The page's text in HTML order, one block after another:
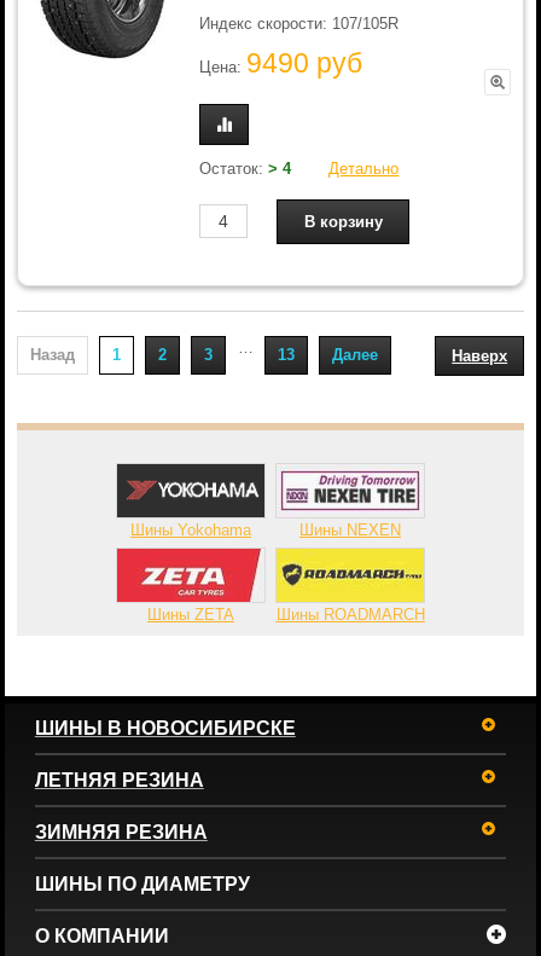
Индекс скорости: 107/105R
Цена: 9490 руб
Остаток:> 4 Детально
Назад 1 2 3 … 13 Далее Наверх
Шины Yokohama Шины NEXEN
Шины ZETA Шины ROADMARCH
ШИНЫ В НОВОСИБИРСКЕ
ЛЕТНЯЯ РЕЗИНА
ЗИМНЯЯ РЕЗИНА
ШИНЫ ПО ДИАМЕТРУ
О КОМПАНИИ